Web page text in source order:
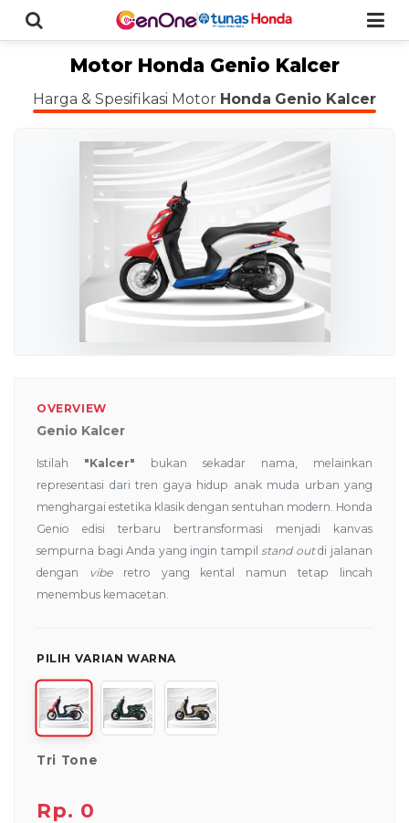
Motor Honda Genio Kalcer
Harga & Spesifikasi Motor Honda Genio Kalcer
OVERVIEW
Genio Kalcer
Istilah "Kalcer" bukan sekadar nama, melainkan
representasi dari tren gaya hidup anak muda urban yang
menghargai estetika klasik dengan sentuhan modern. Honda
Genio edisi terbaru bertransformasi menjadi kanvas
sempurna bagi Anda yang ingin tampilstand outdi jalanan
dengan viberetro yang kental namun tetap lincah
menembus kemacetan.
PILIH VARIAN WARNA
Tri Tone
Rp. 0